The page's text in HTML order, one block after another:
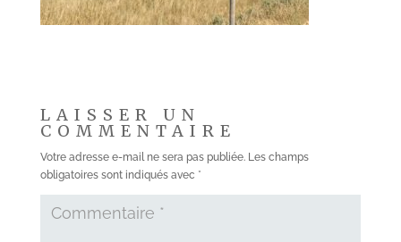
LAISSER UN
COMMENTAIRE
Votre adresse e-mail ne sera pas publiée. Les champs
obligatoires sont indiqués avec *